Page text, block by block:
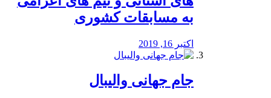
به مسابقات کشوری
اکتبر 16, 2019
جام جهانی والیبال